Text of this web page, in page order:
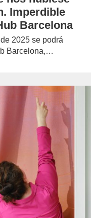
Imperdible
Barcelona
2025 se podrá
Barcelona,…